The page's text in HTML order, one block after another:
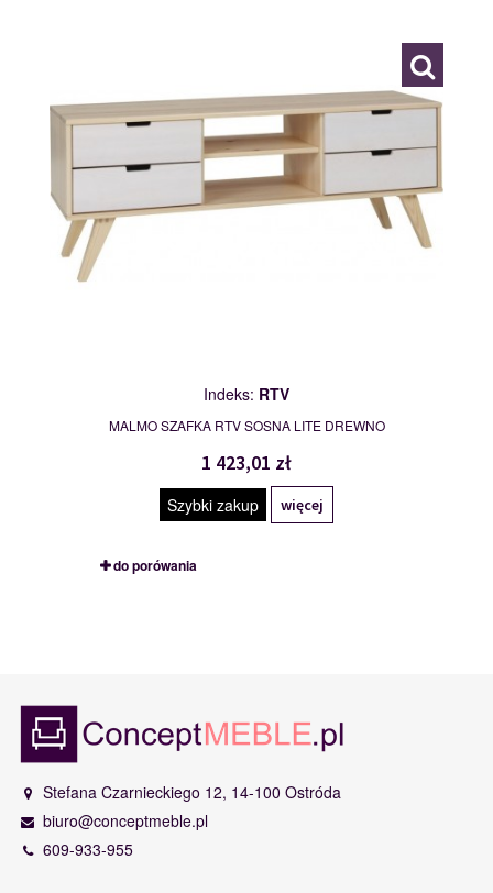
Indeks: RTV
MALMO SZAFKA RTV SOSNA LITE DREWNO
1 423,01 zł
Szybki zakup więcej
do porówania
Stefana Czarnieckiego 12, 14-100 Ostróda
biuro@conceptmeble.pl
609-933-955